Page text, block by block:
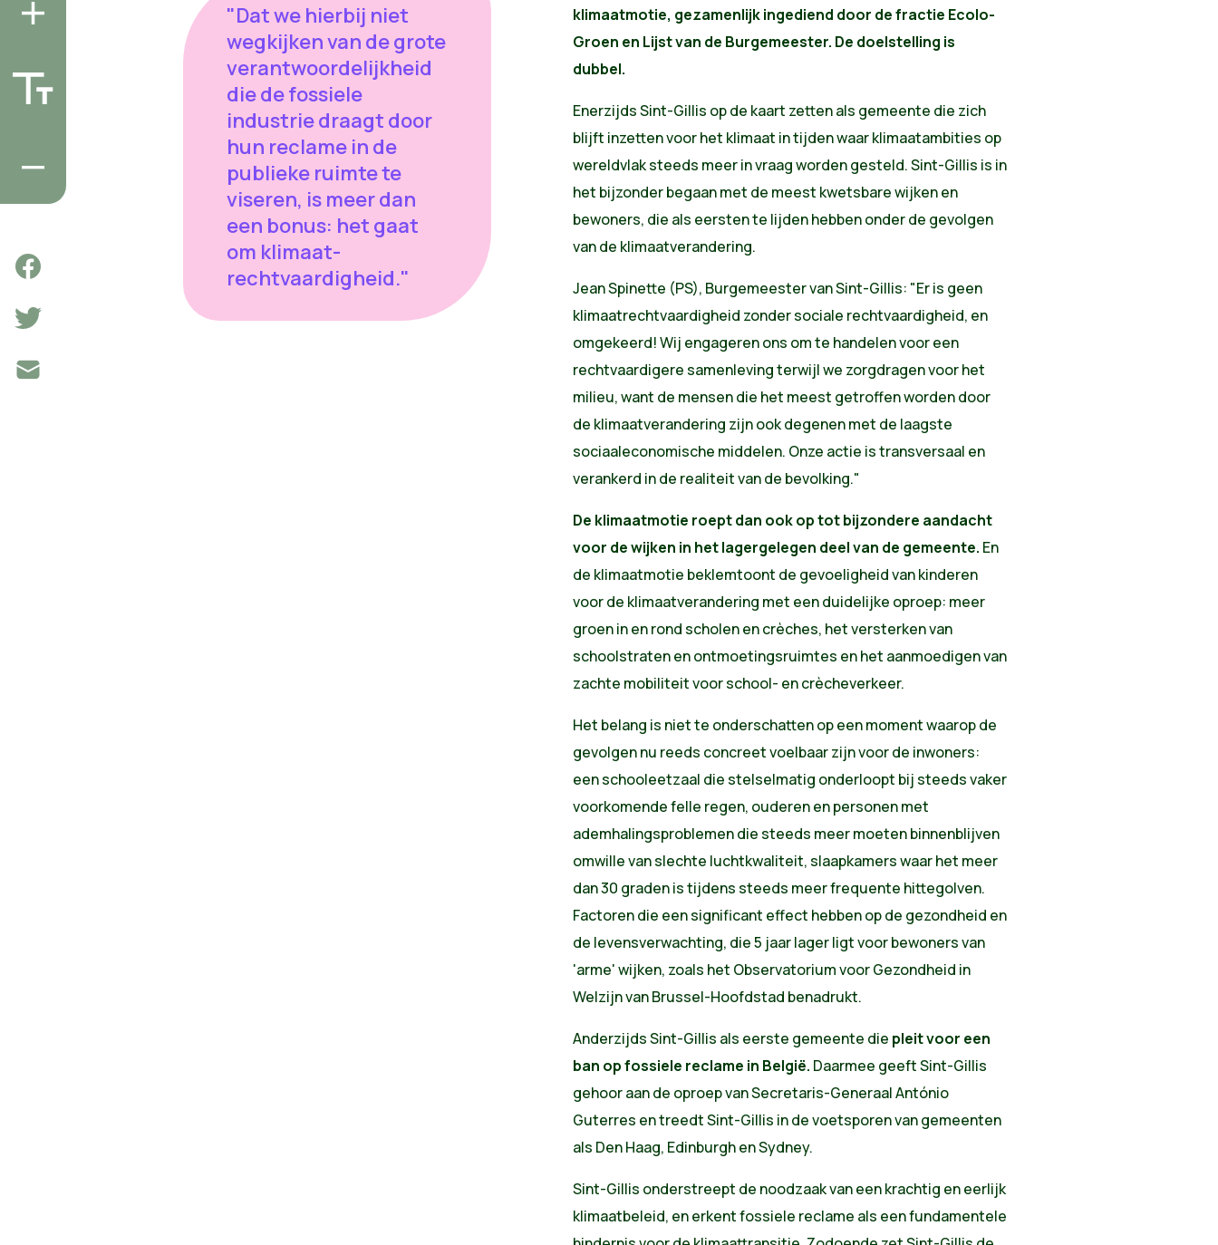
"Dat we hierbij niet
wegkijken van de grote
verantwoordelijkheid
die de fossiele
industrie draagt door
hun reclame in de
publieke ruimte te
viseren, is meer dan
een bonus: het gaat
om klimaat-
rechtvaardigheid."
klimaatmotie, gezamenlijk ingediend door de fractie Ecolo-
Groen en Lijst van de Burgemeester. De doelstelling is
dubbel.
Enerzijds Sint-Gillis op de kaart zetten als gemeente die zich
blijft inzetten voor het klimaat in tijden waar klimaatambities op
wereldvlak steeds meer in vraag worden gesteld. Sint-Gillis is in
het bijzonder begaan met de meest kwetsbare wijken en
bewoners, die als eersten te lijden hebben onder de gevolgen
van de klimaatverandering.
Jean Spinette (PS), Burgemeester van Sint-Gillis: "Er is geen
klimaatrechtvaardigheid zonder sociale rechtvaardigheid, en
omgekeerd! Wij engageren ons om te handelen voor een
rechtvaardigere samenleving terwijl we zorgdragen voor het
milieu, want de mensen die het meest getroffen worden door
de klimaatverandering zijn ook degenen met de laagste
sociaaleconomische middelen. Onze actie is transversaal en
verankerd in de realiteit van de bevolking."
De klimaatmotie roept dan ook op tot bijzondere aandacht
voor de wijken in het lagergelegen deel van de gemeente. En
de klimaatmotie beklemtoont de gevoeligheid van kinderen
voor de klimaatverandering met een duidelijke oproep: meer
groen in en rond scholen en crèches, het versterken van
schoolstraten en ontmoetingsruimtes en het aanmoedigen van
zachte mobiliteit voor school- en crècheverkeer.
Het belang is niet te onderschatten op een moment waarop de
gevolgen nu reeds concreet voelbaar zijn voor de inwoners:
een schooleetzaal die stelselmatig onderloopt bij steeds vaker
voorkomende felle regen, ouderen en personen met
ademhalingsproblemen die steeds meer moeten binnenblijven
omwille van slechte luchtkwaliteit, slaapkamers waar het meer
dan 30 graden is tijdens steeds meer frequente hittegolven.
Factoren die een significant effect hebben op de gezondheid en
de levensverwachting, die 5 jaar lager ligt voor bewoners van
'arme' wijken, zoals het Observatorium voor Gezondheid in
Welzijn van Brussel-Hoofdstad benadrukt.
Anderzijds Sint-Gillis als eerste gemeente die pleit voor een
ban op fossiele reclame in België. Daarmee geeft Sint-Gillis
gehoor aan de oproep van Secretaris-Generaal António
Guterres en treedt Sint-Gillis in de voetsporen van gemeenten
als Den Haag, Edinburgh en Sydney.
Sint-Gillis onderstreept de noodzaak van een krachtig en eerlijk
klimaatbeleid, en erkent fossiele reclame als een fundamentele